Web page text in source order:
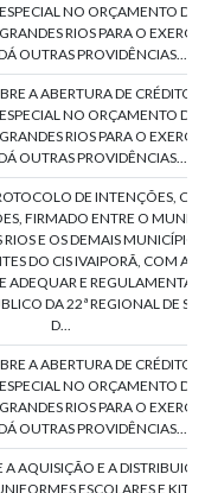
NO ORÇAMENTO DO
RIOS PARA O
OUTRAS PROVIDÊNCIAS....
A ABERTURA DE CRÉDITO
NO ORÇAMENTO DO
RIOS PARA O
OUTRAS PROVIDÊNCIAS....
DE INTENÇÕES,
FIRMADO ENTRE O
E OS DEMAIS MUNICÍPIOS
DO CIS IVAIPORÃ, COM A
ADEQUAR E REGULAMENTAR
DA 22ª REGIONAL DE
D...
A ABERTURA DE CRÉDITO
NO ORÇAMENTO DO
RIOS PARA O
OUTRAS PROVIDÊNCIAS....
A AQUISIÇÃO E A
ESCOLARES E KITS